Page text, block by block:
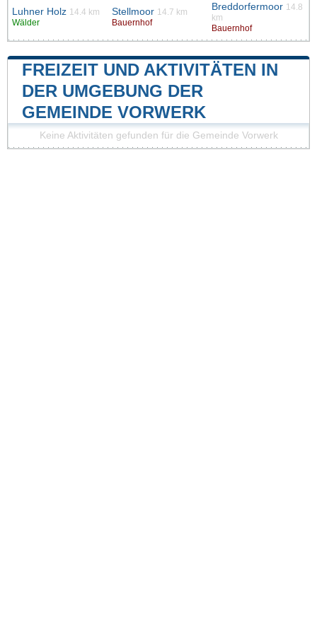
Luhner Holz 14.4 km
Wälder
Stellmoor 14.7 km
Bauernhof
Breddorfermoor 14.8
km
Bauernhof
FREIZEIT UND AKTIVITÄTEN IN
DER UMGEBUNG DER
GEMEINDE VORWERK
Keine Aktivitäten gefunden für die Gemeinde Vorwerk